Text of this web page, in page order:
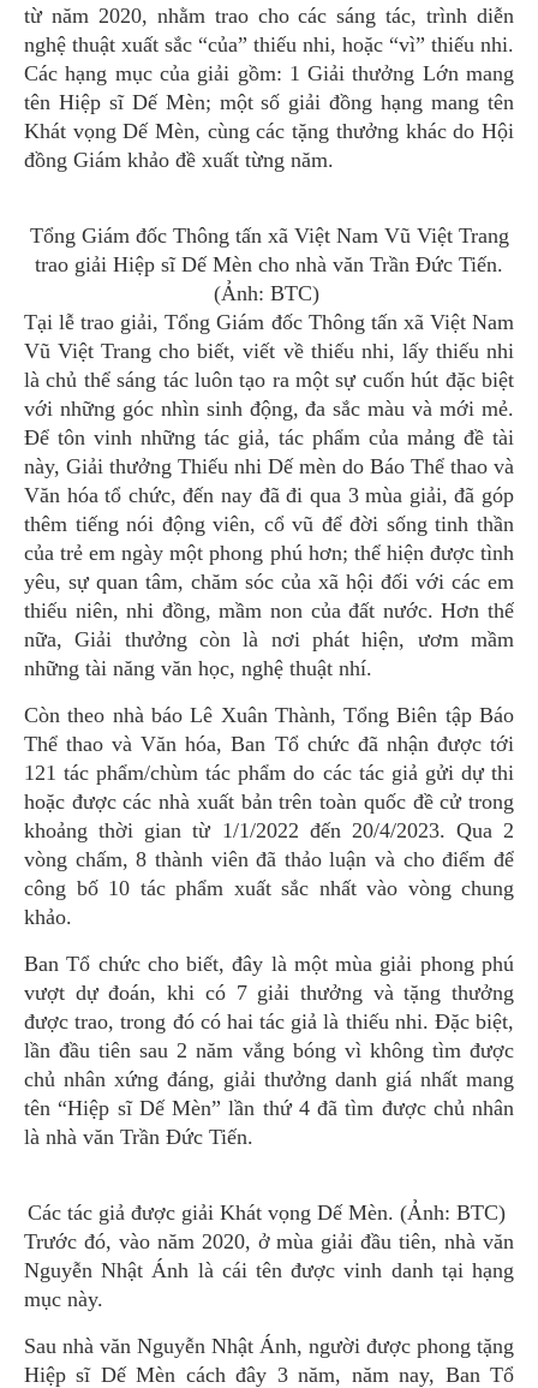
từ năm 2020, nhằm trao cho các sáng tác, trình diễn
nghệ thuật xuất sắc “của” thiếu nhi, hoặc “vì” thiếu nhi.
Các hạng mục của giải gồm: 1 Giải thưởng Lớn mang
tên Hiệp sĩ Dế Mèn; một số giải đồng hạng mang tên
Khát vọng Dế Mèn, cùng các tặng thưởng khác do Hội
đồng Giám khảo đề xuất từng năm.
Tổng Giám đốc Thông tấn xã Việt Nam Vũ Việt Trang
trao giải Hiệp sĩ Dế Mèn cho nhà văn Trần Đức Tiến.
(Ảnh: BTC)
Tại lễ trao giải, Tổng Giám đốc Thông tấn xã Việt Nam
Vũ Việt Trang cho biết, viết về thiếu nhi, lấy thiếu nhi
là chủ thể sáng tác luôn tạo ra một sự cuốn hút đặc biệt
với những góc nhìn sinh động, đa sắc màu và mới mẻ.
Để tôn vinh những tác giả, tác phẩm của mảng đề tài
này, Giải thưởng Thiếu nhi Dế mèn do Báo Thể thao và
Văn hóa tổ chức, đến nay đã đi qua 3 mùa giải, đã góp
thêm tiếng nói động viên, cổ vũ để đời sống tinh thần
của trẻ em ngày một phong phú hơn; thể hiện được tình
yêu, sự quan tâm, chăm sóc của xã hội đối với các em
thiếu niên, nhi đồng, mầm non của đất nước. Hơn thế
nữa, Giải thưởng còn là nơi phát hiện, ươm mầm
những tài năng văn học, nghệ thuật nhí.
Còn theo nhà báo Lê Xuân Thành, Tổng Biên tập Báo
Thể thao và Văn hóa, Ban Tổ chức đã nhận được tới
121 tác phẩm/chùm tác phẩm do các tác giả gửi dự thi
hoặc được các nhà xuất bản trên toàn quốc đề cử trong
khoảng thời gian từ 1/1/2022 đến 20/4/2023. Qua 2
vòng chấm, 8 thành viên đã thảo luận và cho điểm để
công bố 10 tác phẩm xuất sắc nhất vào vòng chung
khảo.
Ban Tổ chức cho biết, đây là một mùa giải phong phú
vượt dự đoán, khi có 7 giải thưởng và tặng thưởng
được trao, trong đó có hai tác giả là thiếu nhi. Đặc biệt,
lần đầu tiên sau 2 năm vắng bóng vì không tìm được
chủ nhân xứng đáng, giải thưởng danh giá nhất mang
tên “Hiệp sĩ Dế Mèn” lần thứ 4 đã tìm được chủ nhân
là nhà văn Trần Đức Tiến.
Các tác giả được giải Khát vọng Dế Mèn. (Ảnh: BTC)
Trước đó, vào năm 2020, ở mùa giải đầu tiên, nhà văn
Nguyễn Nhật Ánh là cái tên được vinh danh tại hạng
mục này.
Sau nhà văn Nguyễn Nhật Ánh, người được phong tặng
Hiệp sĩ Dế Mèn cách đây 3 năm, năm nay, Ban Tổ